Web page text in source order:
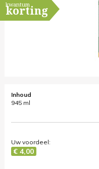
kwantum
korting
Inhoud
945 ml
Uw voordeel:
€ 4,00